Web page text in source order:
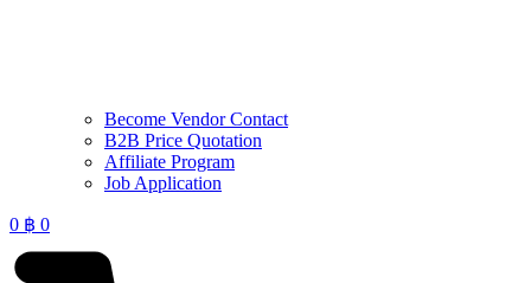
Become Vendor Contact
B2B Price Quotation
Affiliate Program
Job Application
0 ฿ 0